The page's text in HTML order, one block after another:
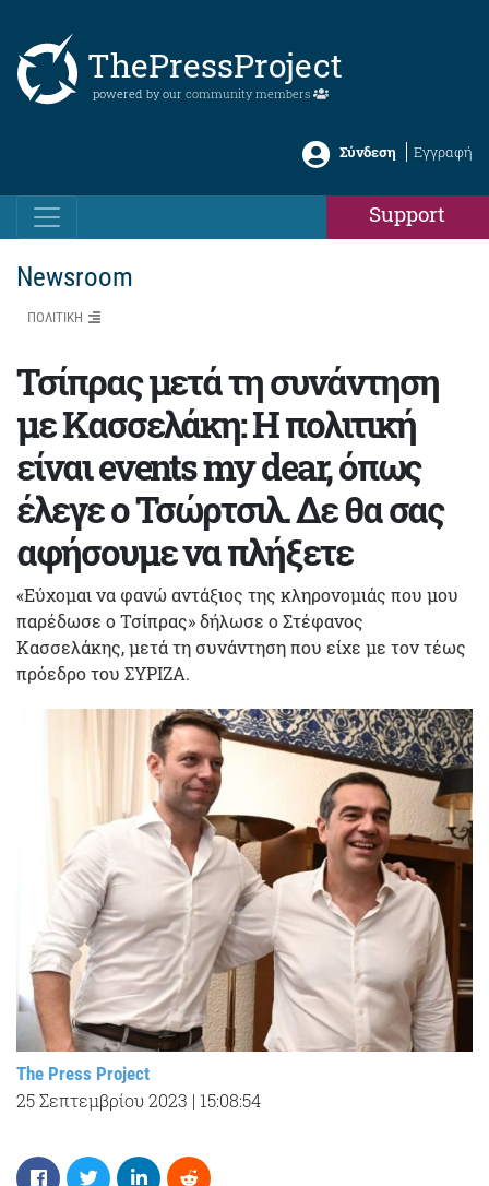
ThePressProject
powered by our community members
Σύνδεση Εγγραφή
Support
Newsroom
ΠΟΛΙΤΙΚΗ
Τσίπρας μετά τη συνάντηση
με Κασσελάκη: Η πολιτική
είναι events my dear, όπως
έλεγε ο Τσώρτσιλ. Δε θα σας
αφήσουμε να πλήξετε
«Εύχομαι να φανώ αντάξιος της κληρονομιάς που μου
παρέδωσε ο Τσίπρας» δήλωσε ο Στέφανος
Κασσελάκης, μετά τη συνάντηση που είχε με τον τέως
πρόεδρο του ΣΥΡΙΖΑ.
The Press Project
25 Σεπτεμβρίου 2023 | 15:08:54